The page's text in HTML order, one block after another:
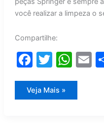
você realizar a limpeza o
Compartilhe:
F
c
T
itt
W E
Limpeza
Veja Mais »